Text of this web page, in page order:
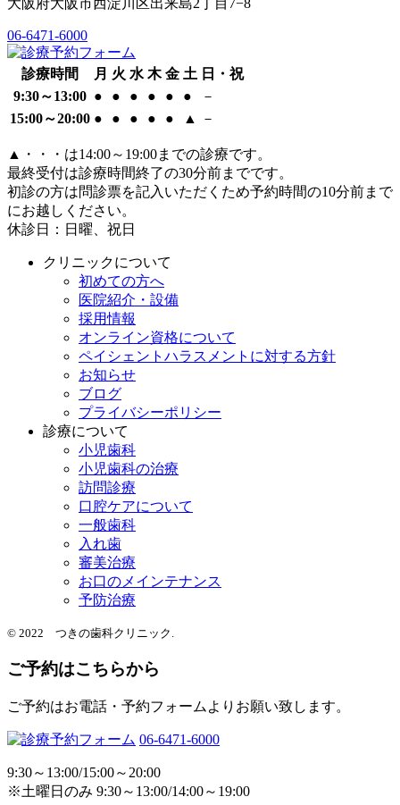
06-6471-6000
診療時間 月 火 水 木 金 土 日・祝
9:30～13:00 ● ● ● ● ● ●
－
15:00～20:00 ● ● ● ● ● ▲ －
▲
・・・は14:00～19:00までの診療です。
最終受付は診療時間終了の30分前までです。
初診の方は問診票を記入いただくため予約時間の10分前まで
にお越しください。
休診日：日曜、祝日
クリニックについて
初めての方へ
医院紹介・設備
採用情報
オンライン資格について
ペイシェントハラスメントに対する方針
お知らせ
ブログ
プライバシーポリシー
診療について
小児歯科
小児歯科の治療
訪問診療
口腔ケアについて
一般歯科
入れ歯
審美治療
お口のメインテナンス
予防治療
© 2022 つきの歯科クリニック.
ご予約はこちらから
ご予約はお電話・予約フォームよりお願い致します。
06-6471-6000
9:30～13:00/15:00～20:00
※土曜日のみ 9:30～13:00/14:00～19:00